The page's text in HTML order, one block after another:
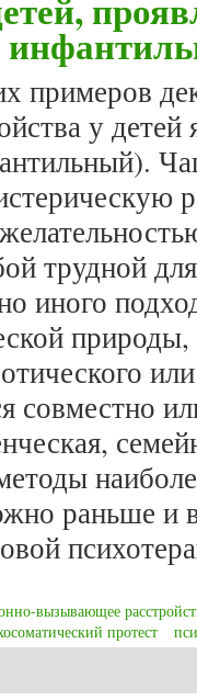
примеров
у детей
трудной
иного
совместно
раньше и
вызывающее
протест